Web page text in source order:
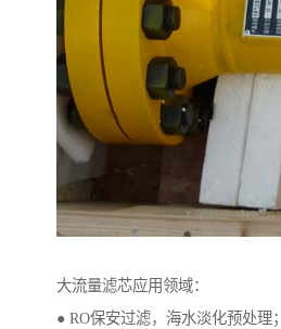
大流量滤芯应用领域：
● RO保安过滤，海水淡化预处理；